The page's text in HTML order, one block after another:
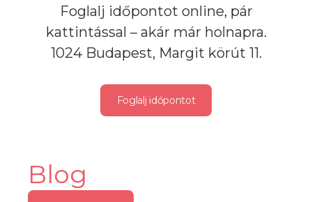
Foglalj időpontot online, pár
kattintással – akár már holnapra.
1024 Budapest, Margit körút 11.
Foglalj időpontot
Blog